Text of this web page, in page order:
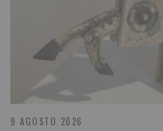
9 AGOSTO 2026